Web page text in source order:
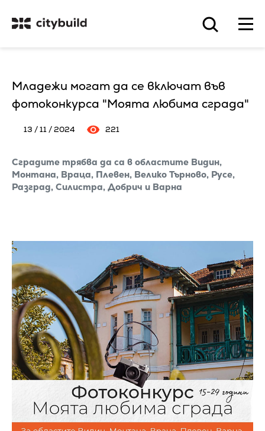
Младежи могат да се включат във
фотоконкурса "Моята любима сграда"
13 / 11 / 2024 221
Сградите трябва да са в областите Видин,
Монтана, Враца, Плевен, Велико Търново, Русе,
Разград, Силистра, Добрич и Варна